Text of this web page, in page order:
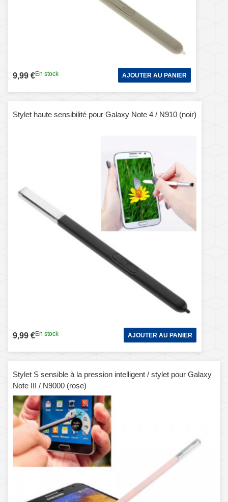
9,99 €En stock AJOUTER AU PANIER
Stylet haute sensibilité pour Galaxy Note 4 / N910 (noir)
9,99 €En stock AJOUTER AU PANIER
Stylet S sensible à la pression intelligent / stylet pour Galaxy
Note III / N9000 (rose)